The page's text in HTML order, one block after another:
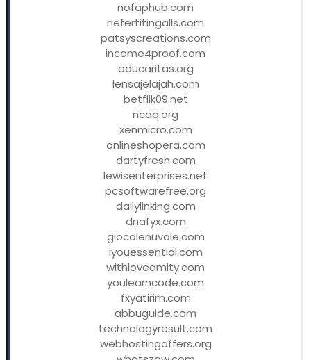
nofaphub.com
nefertitingalls.com
patsyscreations.com
income4proof.com
educaritas.org
lensajelajah.com
betflik09.net
ncaq.org
xenmicro.com
onlineshopera.com
dartyfresh.com
lewisenterprises.net
pcsoftwarefree.org
dailylinking.com
dnafyx.com
giocolenuvole.com
iyouessential.com
withloveamity.com
youlearncode.com
fxyatirim.com
abbuguide.com
technologyresult.com
webhostingoffers.org